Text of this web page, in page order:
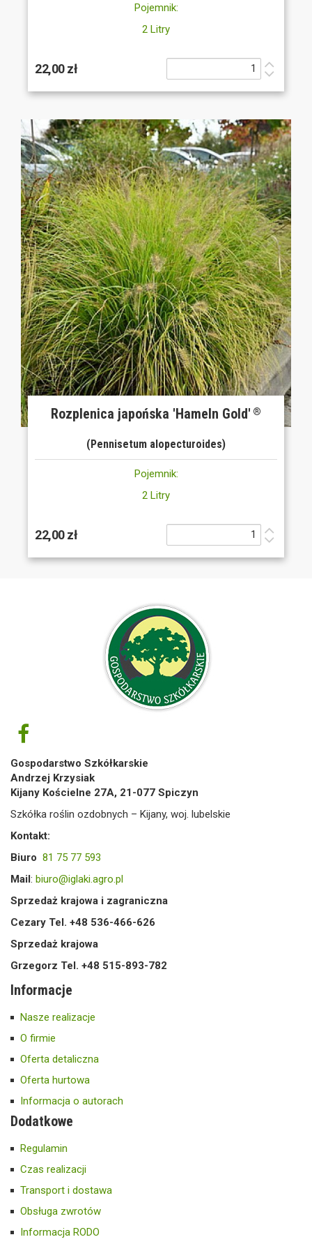
Pojemnik:
2 Litry
22,00 zł
Rozplenica japońska 'Hameln Gold' ®
(Pennisetum alopecturoides)
Pojemnik:
2 Litry
22,00 zł
Gospodarstwo Szkółkarskie
Andrzej Krzysiak
Kijany Kościelne 27A, 21-077 Spiczyn
Szkółka roślin ozdobnych – Kijany, woj. lubelskie
Kontakt:
Biuro 81 75 77 593
Mail: biuro@iglaki.agro.pl
Sprzedaż krajowa i zagraniczna
Cezary Tel. +48 536-466-626
Sprzedaż krajowa
Grzegorz Tel. +48 515-893-782
Informacje
Nasze realizacje
O firmie
Oferta detaliczna
Oferta hurtowa
Informacja o autorach
Dodatkowe
Regulamin
Czas realizacji
Transport i dostawa
Obsługa zwrotów
Informacja RODO